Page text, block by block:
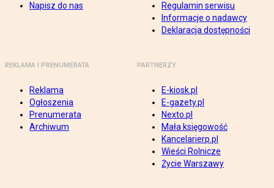
Napisz do nas
Regulamin serwisu
Informacje o nadawcy
Deklaracja dostępności
REKLAMA I PRENUMERATA
Reklama
Ogłoszenia
Prenumerata
Archiwum
PARTNERZY
E-kiosk.pl
E-gazety.pl
Nexto.pl
Mała księgowość
Kancelarierp.pl
Wieści Rolnicze
Życie Warszawy